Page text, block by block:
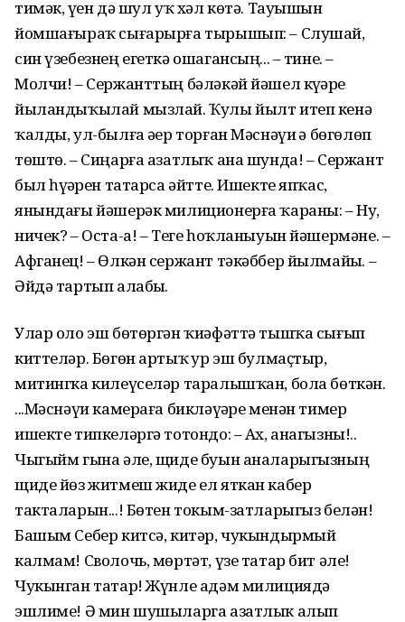
тимәк, үҙен дә шул уҡ хәл көтә. Тауышын
йомшағыраҡ сығарырға тырышып: – Слушай,
син үзебезнең егеткә ошагансың... – тине. –
Молчи! – Сержанттың бәләкәй йәшел күҙҙәре
йыландыҡылай мызлай. Ҡулы йылт итеп кенә
ҡалды, ул-былға әҙер торған Мәснәүи ҙә бөгөлөп
төштө. – Сиңарға азатлыҡ ана шунда! – Сержант
был һүҙҙәрен татарса әйтте. Ишекте япҡас,
янындағы йәшерәк милиционерға ҡараны: – Ну,
ничек? – Оста-а! – Теге һоҡланыуын йәшермәне. –
Афганец! – Өлкән сержант тәкәббер йылмайҙы. –
Әйдә тартып алабыҙ.
Улар оло эш бөтөргән ҡиәфәттә тышҡа сығып
киттеләр. Бөгөн артыҡ ҙур эш булмаҫтыр,
митингка килеүселәр таралышҡан, бола бөткән.
...Мәснәүи камераға бикләүҙәре менән тимер
ишекте типкеләргә тотондо: – Ах, анагызны!..
Чыгыйм гына әле, щиде буын аналарыгызның
щиде йөз житмеш жиде ел яткан кабер
такталарын...! Бөтен токым-затларыгыз белән!
Башым Себер китсә, китәр, чукындырмый
калмам! Сволочь, мөртәт, үзе татар бит әле!
Чукынган татар! Жүнле адәм милициядә
эшлиме! Ә мин шушыларга азатлык алып